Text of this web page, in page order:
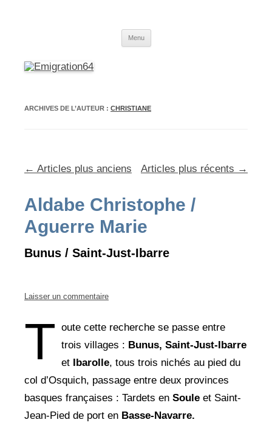
Menu
au
ARCHIVES DE L’AUTEUR : CHRISTIANE
Navigation
articles
← Articles plus anciens Articles plus récents →
Aldabe Christophe /
Aguerre Marie
Bunus / Saint-Just-Ibarre
Laisser un commentaire
T oute cette recherche se passe entre
trois villages : Bunus, Saint-Just-Ibarre
et Ibarolle, tous trois nichés au pied du
col d’Osquich, passage entre deux provinces
basques françaises : Tardets en Soule et Saint-
Jean-Pied de port en Basse-Navarre.